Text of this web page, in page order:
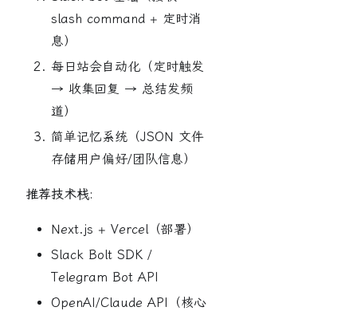
slash command + 定时消
息）
每日站会自动化（定时触发
→ 收集回复 → 总结发频
道）
简单记忆系统（JSON 文件
存储用户偏好/团队信息）
推荐技术栈:
Next.js + Vercel（部署）
Slack Bolt SDK /
Telegram Bot API
OpenAI/Claude API（核心